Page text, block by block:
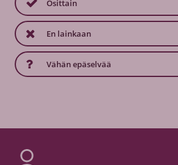
Osittain
En lainkaan
Vähän epäselvää